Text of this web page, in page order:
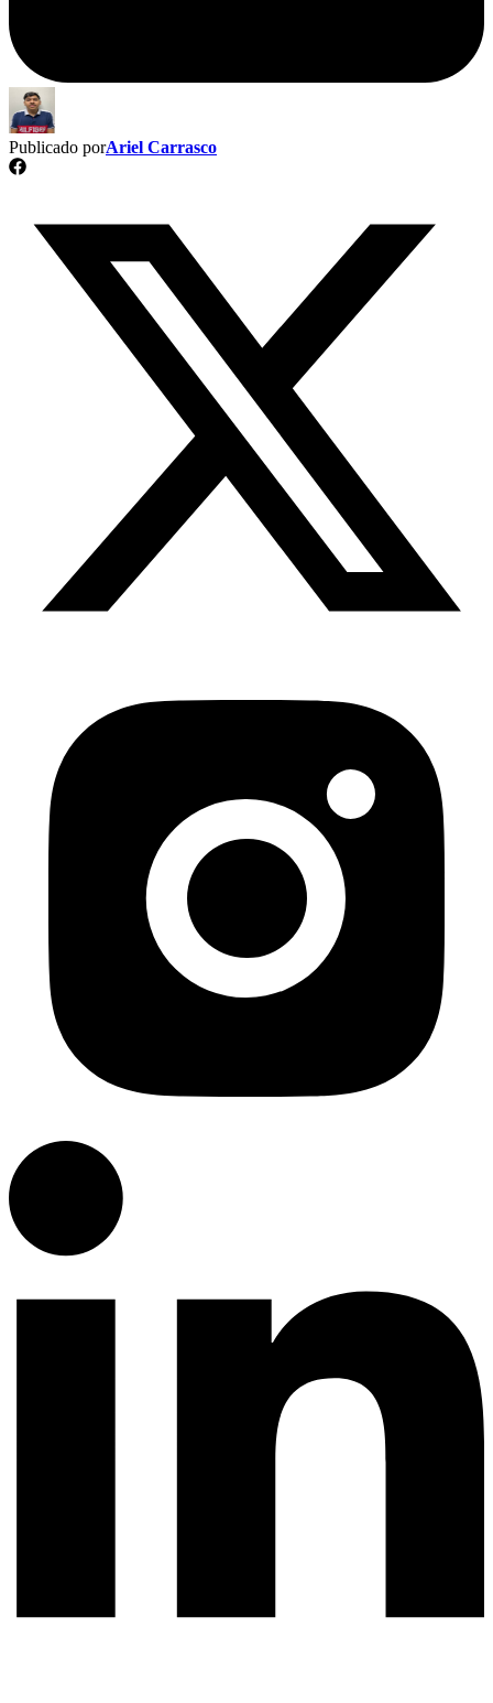
Publicado porAriel Carrasco